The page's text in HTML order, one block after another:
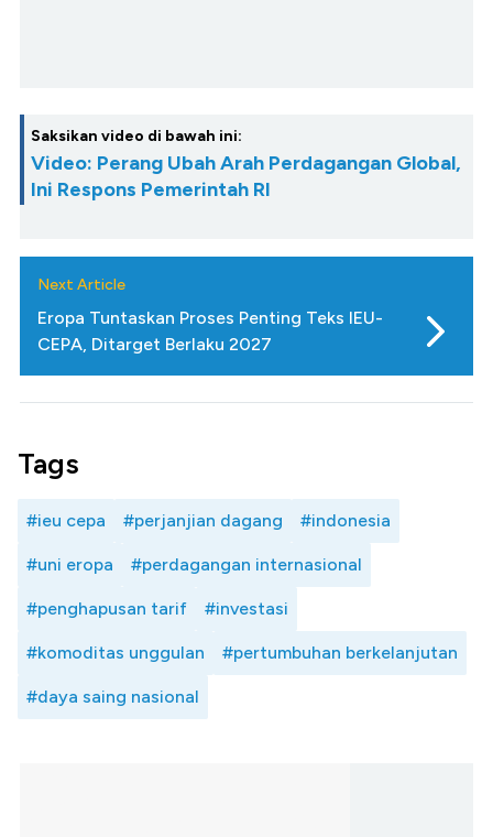
Saksikan video di bawah ini:
Video: Perang Ubah Arah Perdagangan Global,
Ini Respons Pemerintah RI
Next Article
Eropa Tuntaskan Proses Penting Teks IEU-
CEPA, Ditarget Berlaku 2027
Tags
#ieu cepa #perjanjian dagang #indonesia
#uni eropa #perdagangan internasional
#penghapusan tarif #investasi
#komoditas unggulan #pertumbuhan berkelanjutan
#daya saing nasional